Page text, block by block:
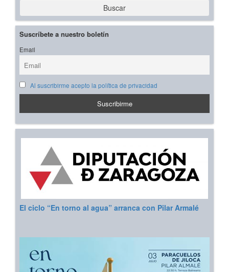
Buscar
Suscríbete a nuestro boletín
Email
Al suscribirme acepto la política de privacidad
El ciclo “En torno al agua” arranca con Pilar Armalé